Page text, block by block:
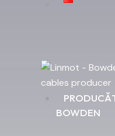
BOWDEN